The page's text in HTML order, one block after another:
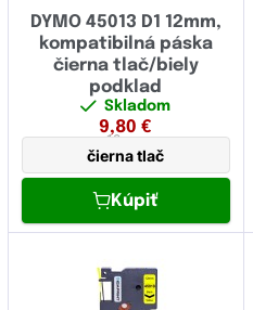
šírka 36 mm(0)
šírka 38 mm(0)
modrá(8)
strieborná(5)
šedá (0)
zelená(9)
(17)
signálna oranžová(0)
signálna žltá(0)
DYMO 45013 D1 12mm,
kompatibilná páska
čierna tlač/biely
podklad
Skladom
9,80 €
12 mm
čierna tlač
Kúpiť